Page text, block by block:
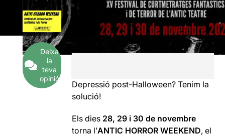
Deixa
la
teva
opinió
Depressió post-Halloween? Tenim la
solució!
Els dies 28, 29 i 30 de novembre
torna l’ANTIC HORROR WEEKEND, el